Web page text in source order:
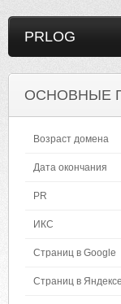
PRLOG
ОСНОВНЫЕ
Возраст домена
Дата окончания
PR
ИКС
Страниц в Google
Страниц в Яндексе